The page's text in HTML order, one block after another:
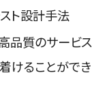
ト設計手法
品質のサービス
けることができ